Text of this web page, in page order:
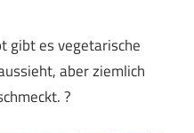
gibt es vegetarische
aber ziemlich
?